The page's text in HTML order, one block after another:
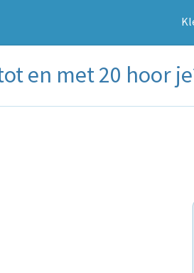
en met 20 hoor